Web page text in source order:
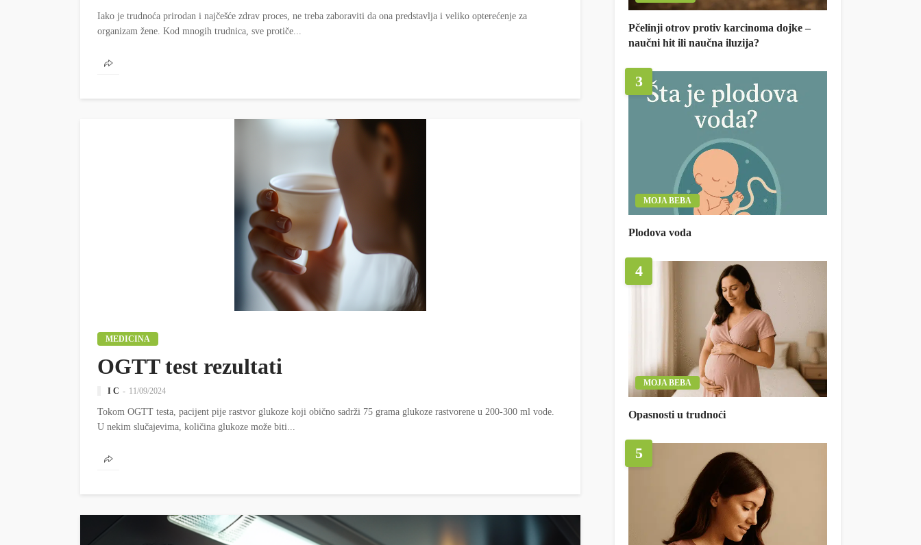
Iako je trudnoća prirodan i najčešće zdrav proces, ne treba zaboraviti da ona predstavlja i veliko opterećenje za
organizam žene. Kod mnogih trudnica, sve protiče...
MEDICINA
OGTT test rezultati
I C 11/09/2024
Tokom OGTT testa, pacijent pije rastvor glukoze koji obično sadrži 75 grama glukoze rastvorene u 200-300 ml vode.
U nekim slučajevima, količina glukoze može biti...
Pčelinji otrov protiv karcinoma dojke –
naučni hit ili naučna iluzija?
3
MOJA BEBA
Plodova voda
4
MOJA BEBA
Opasnosti u trudnoći
5